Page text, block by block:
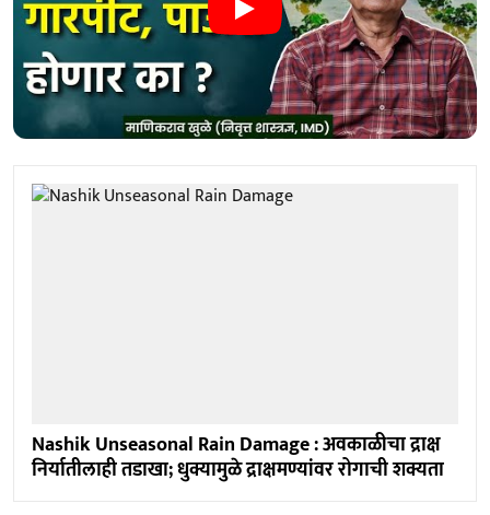
Nashik Unseasonal Rain Damage : अवकाळीचा द्राक्ष
निर्यातीलाही तडाखा; धुक्यामुळे द्राक्षमण्यांवर रोगाची शक्यता